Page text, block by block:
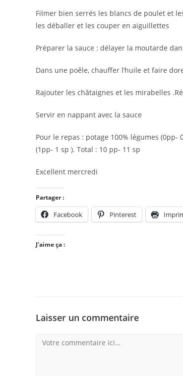
Filmer bien serrés les blancs de poulet et
les déballer et les couper en aiguillettes
Préparer la sauce : délayer la moutarde
Dans une poêle, chauffer l’huile et faire
Rajouter les châtaignes et les mirabelles
Servir en nappant avec la sauce
Pour le repas : potage 100% légumes
(1pp- 1 sp ). Total : 10 pp- 11 sp
Excellent mercredi
Partager :
Facebook Pinterest
J’aime ça :
Laisser un commentaire
Comment